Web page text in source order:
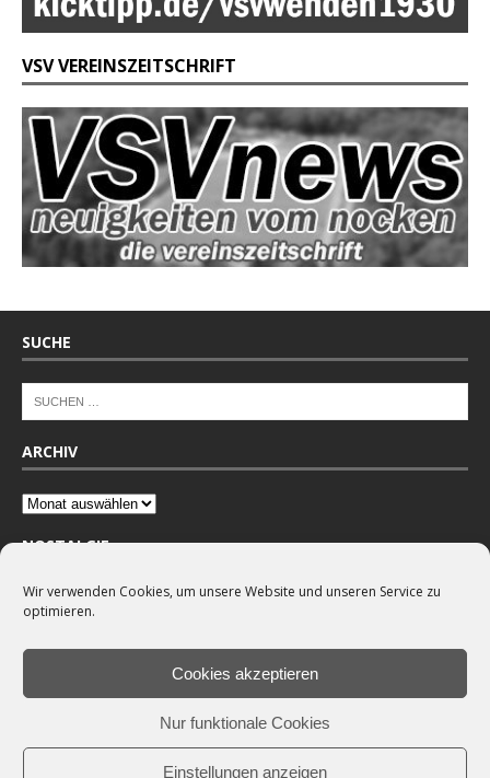
Wir verwenden Cookies, um unsere Website und unseren Service zu
optimieren.
Cookies akzeptieren
Nur funktionale Cookies
Einstellungen anzeigen
VSV VEREINSZEITSCHRIFT
SUCHE
ARCHIV
NOSTALGIE